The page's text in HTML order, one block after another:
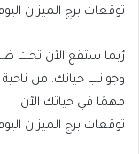
توقعات برج الميزان
رُبما ستقع الآن تحت
وجوانب حياتك. من ناحية
مهمًا في حياتك الآن.
توقعات برج الميزان